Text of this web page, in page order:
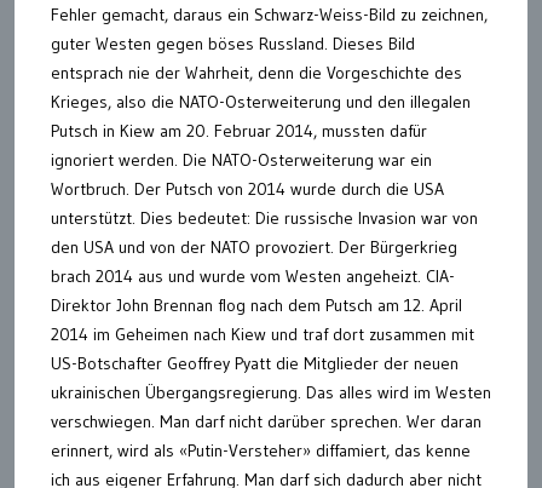
Fehler gemacht, daraus ein Schwarz-Weiss-Bild zu zeichnen,
guter Westen gegen böses Russland. Dieses Bild
entsprach nie der Wahrheit, denn die Vorgeschichte des
Krieges, also die NATO-Osterweiterung und den illegalen
Putsch in Kiew am 20. Februar 2014, mussten dafür
ignoriert werden. Die NATO-Osterweiterung war ein
Wortbruch. Der Putsch von 2014 wurde durch die USA
unterstützt. Dies bedeutet: Die russische Invasion war von
den USA und von der NATO provoziert. Der Bürgerkrieg
brach 2014 aus und wurde vom Westen angeheizt. CIA-
Direktor John Brennan flog nach dem Putsch am 12. April
2014 im Geheimen nach Kiew und traf dort zusammen mit
US-Botschafter Geoffrey Pyatt die Mitglieder der neuen
ukrainischen Übergangsregierung. Das alles wird im Westen
verschwiegen. Man darf nicht darüber sprechen. Wer daran
erinnert, wird als «Putin-Versteher» diffamiert, das kenne
ich aus eigener Erfahrung. Man darf sich dadurch aber nicht